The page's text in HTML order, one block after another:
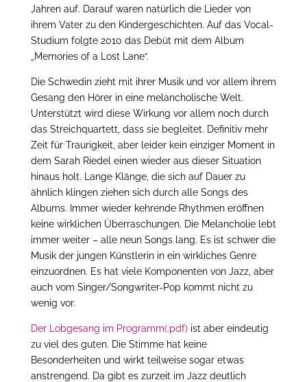
Jahren auf. Darauf waren natürlich die Lieder von
ihrem Vater zu den Kindergeschichten. Auf das Vocal-
Studium folgte 2010 das Debüt mit dem Album
„Memories of a Lost Lane“.
Die Schwedin zieht mit ihrer Musik und vor allem ihrem
Gesang den Hörer in eine melancholische Welt.
Unterstützt wird diese Wirkung vor allem noch durch
das Streichquartett, dass sie begleitet. Definitiv mehr
Zeit für Traurigkeit, aber leider kein einziger Moment in
dem Sarah Riedel einen wieder aus dieser Situation
hinaus holt. Lange Klänge, die sich auf Dauer zu
ähnlich klingen ziehen sich durch alle Songs des
Albums. Immer wieder kehrende Rhythmen eröffnen
keine wirklichen Überraschungen. Die Melancholie lebt
immer weiter – alle neun Songs lang. Es ist schwer die
Musik der jungen Künstlerin in ein wirkliches Genre
einzuordnen. Es hat viele Komponenten von Jazz, aber
auch vom Singer/Songwriter-Pop kommt nicht zu
wenig vor.
Der Lobgesang im Programm(.pdf)ist aber eindeutig
zu viel des guten. Die Stimme hat keine
Besonderheiten und wirkt teilweise sogar etwas
anstrengend. Da gibt es zurzeit im Jazz deutlich